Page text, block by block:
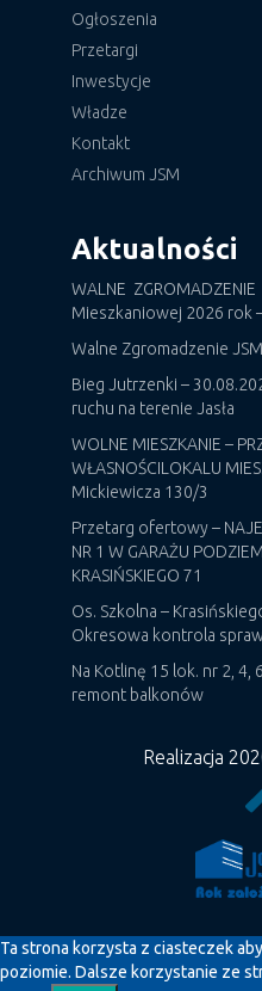
Ogłoszenia
Przetargi
Inwestycje
Władze
Kontakt
Archiwum JSM
Aktualności
WALNE
Mieszkaniowej 2026 rok
Walne Zgromadzenie
Bieg Jutrzenki –
ruchu na terenie Jasła
WOLNE MIESZKANIE –
WŁASNOŚCILOKALU
Mickiewicza 130/3
Przetarg ofertowy –
NR 1 W GARAŻU
KRASIŃSKIEGO 71
Os. Szkolna –
Okresowa kontrola
Na Kotlinę 15 lok. nr 2, 4,
remont balkonów
Realizacja
Ta strona korzysta z ciasteczek
poziomie. Dalsze korzystanie ze